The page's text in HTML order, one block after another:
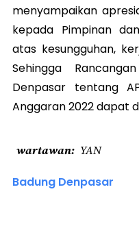
menyampaikan
kepada Pimpinan
atas kesungguhan,
Sehingga
Denpasar tentang
Anggaran 2022 dapat
wartawan YAN
Badung Denpasar